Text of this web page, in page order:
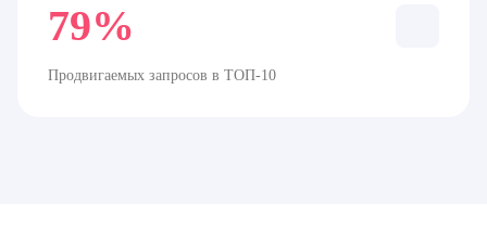
79%
Продвигаемых запросов в ТОП-10